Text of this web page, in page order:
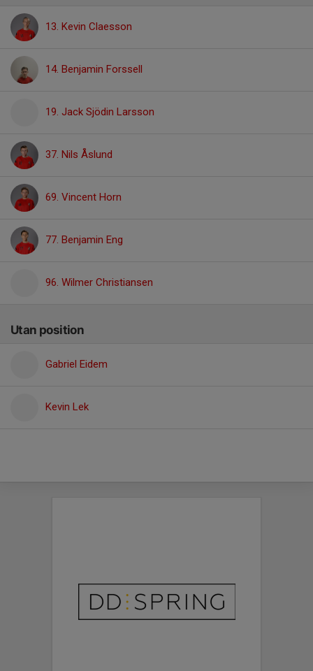
13. Kevin Claesson
14. Benjamin Forssell
19. Jack Sjödin Larsson
37. Nils Åslund
69. Vincent Horn
77. Benjamin Eng
96. Wilmer Christiansen
Utan position
Gabriel Eidem
Kevin Lek